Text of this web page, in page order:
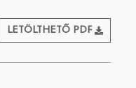
LETÖLTHETŐ PDF